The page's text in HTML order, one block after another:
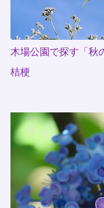
木場公園で探す「秋
桔梗